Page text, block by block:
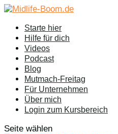
Starte hier
Hilfe für dich
Videos
Podcast
Blog
Mutmach-Freitag
Für Unternehmen
Über mich
Login zum Kursbereich
Seite wählen